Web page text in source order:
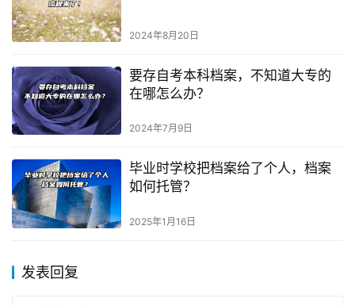
2024年8月20日
要存自考本科档案，不知道大专的
在哪怎么办？
2024年7月9日
毕业时学校把档案给了个人，档案
如何托管？
2025年1月16日
发表回复